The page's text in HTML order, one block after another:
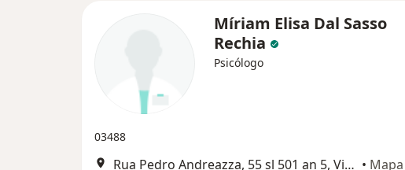
Míriam Elisa Dal Sasso
Rechia
Psicólogo
03488
Rua Pedro Andreazza, 55 sl 501 an 5, Videira • Mapa